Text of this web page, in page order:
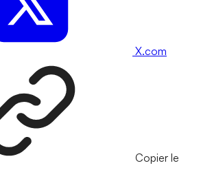
X.com
Copier le